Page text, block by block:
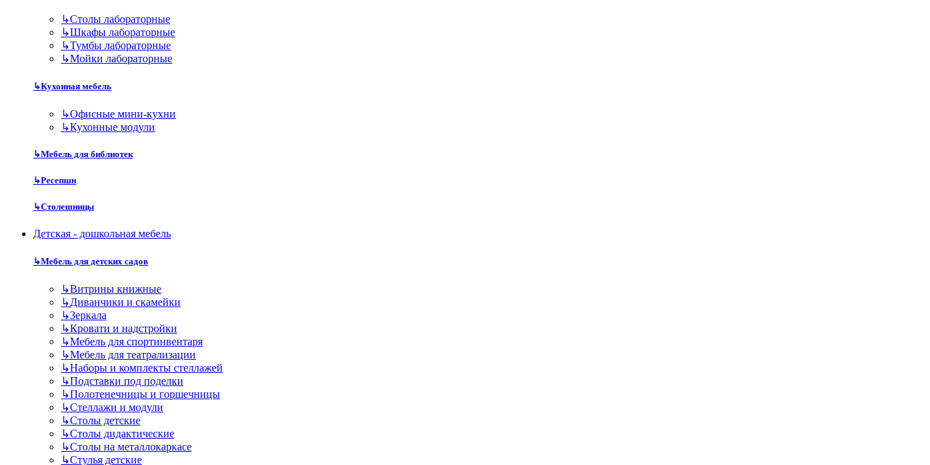
↳Столы лабораторные
↳Шкафы лабораторные
↳Тумбы лабораторные
↳Мойки лабораторные
↳Кухонная мебель
↳Офисные мини-кухни
↳Кухонные модули
↳Мебель для библиотек
↳Ресепшн
↳Столешницы
Детская - дошкольная мебель
↳Мебель для детских садов
↳Витрины книжные
↳Диванчики и скамейки
↳Зеркала
↳Кровати и надстройки
↳Мебель для спортинвентаря
↳Мебель для театрализации
↳Наборы и комплекты стеллажей
↳Подставки под поделки
↳Полотенечницы и горшечницы
↳Стеллажи и модули
↳Столы детские
↳Столы дидактические
↳Столы на металлокаркасе
↳Стулья детские